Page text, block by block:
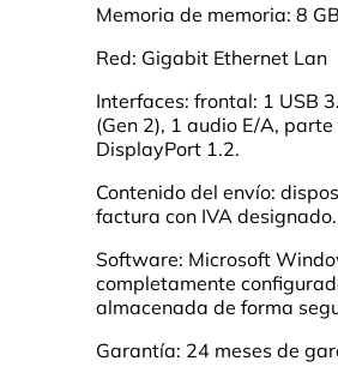
Memoria de memoria: 8
Red: Gigabit Ethernet Lan
Interfaces: frontal: 1 USB
(Gen 2), 1 audio E/A,
DisplayPort 1.2.
Contenido del envío:
factura con IVA designado.
Software: Microsoft
completamente
almacenada de forma
Garantía: 24 meses de